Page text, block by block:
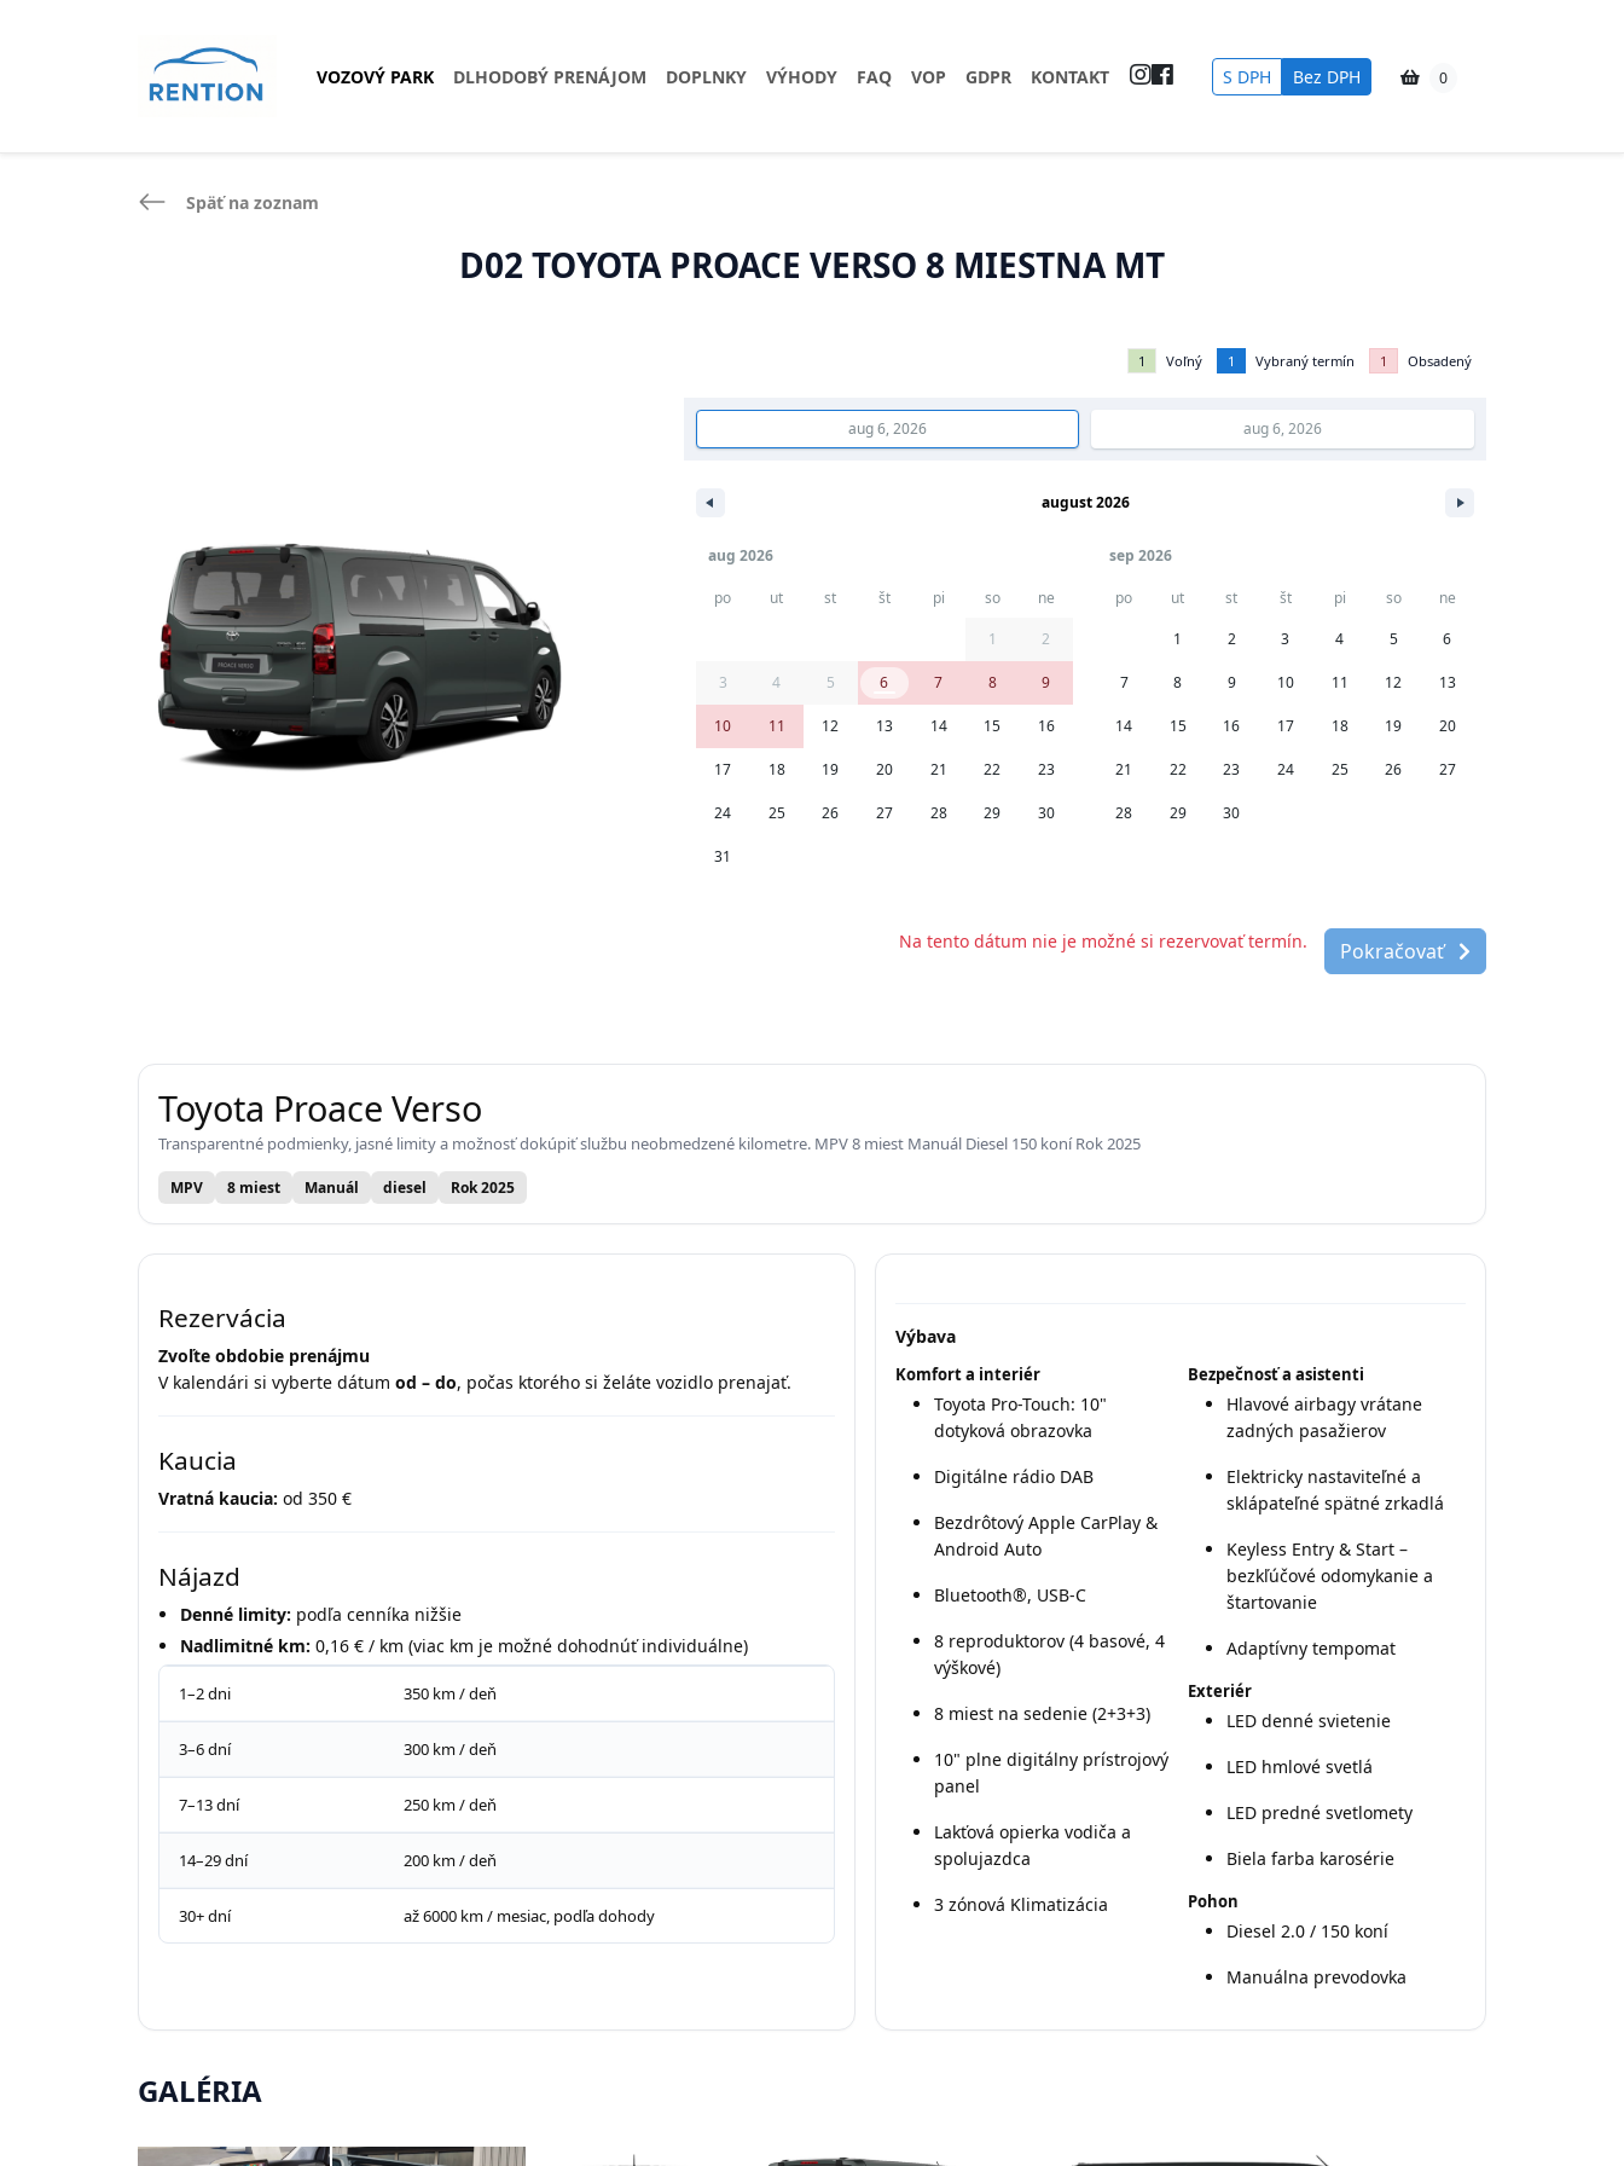
VOZOVÝ PARK DLHODOBÝ PRENÁJOM DOPLNKY VÝHODY FAQ VOP GDPR KONTAKT S DPH Bez DPH 0
Späť na zoznam
D02 TOYOTA PROACE VERSO 8 MIESTNA MT
1 Voľný 1 Vybraný termín 1 Obsadený
august 2026
aug 2026
po ut st št pi so
ne
1 2
3 4 5 6 7 8 9
10 11 12 13 14 15 16
17 18 19 20 21 22 23
24 25 26 27 28 29 30
31
sep 2026
po ut st št pi so
ne
1 2 3 4 5 6
7 8 9 10 11 12 13
14 15 16 17 18 19 20
21 22 23 24 25 26 27
28 29 30
Na tento dátum nie je možné si rezervovať termín. Pokračovať
Toyota Proace Verso
Transparentné podmienky, jasné limity a možnosť dokúpiť službu neobmedzené kilometre. MPV 8 miest Manuál Diesel 150 koní Rok 2025
MPV 8 miest Manuál diesel Rok 2025
Rezervácia
Zvoľte obdobie prenájmu
V kalendári si vyberte dátum od – do, počas ktorého si želáte vozidlo prenajať.
Kaucia
Vratná kaucia: od 350 €
Nájazd
Denné limity: podľa cenníka nižšie
Nadlimitné km: 0,16 € / km (viac km je možné dohodnúť individuálne)
1–2 dni 350 km / deň
3–6 dní 300 km / deň
7–13 dní 250 km / deň
14–29 dní 200 km / deň
30+ dní až 6000 km / mesiac, podľa dohody
Výbava
Komfort a interiér
Toyota Pro-Touch: 10"
dotyková obrazovka
Digitálne rádio DAB
Bezdrôtový Apple CarPlay &
Android Auto
Bluetooth®, USB-C
8 reproduktorov (4 basové, 4
výškové)
8 miest na sedenie (2+3+3)
10" plne digitálny prístrojový
panel
Lakťová opierka vodiča a
spolujazdca
3 zónová Klimatizácia
Bezpečnosť a asistenti
Hlavové airbagy vrátane
zadných pasažierov
Elektricky nastaviteľné a
sklápateľné spätné zrkadlá
Keyless Entry & Start –
bezkľúčové odomykanie a
štartovanie
Adaptívny tempomat
Exteriér
LED denné svietenie
LED hmlové svetlá
LED predné svetlomety
Biela farba karosérie
Pohon
Diesel 2.0 / 150 koní
Manuálna prevodovka
GALÉRIA